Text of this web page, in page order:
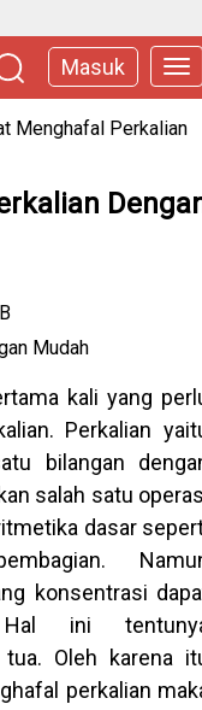
Masuk
Menghafal Perkalian
kali yang
Perkalian
bilangan
salah satu
dasar
konsentrasi
Hal ini
Oleh karena
perkalian